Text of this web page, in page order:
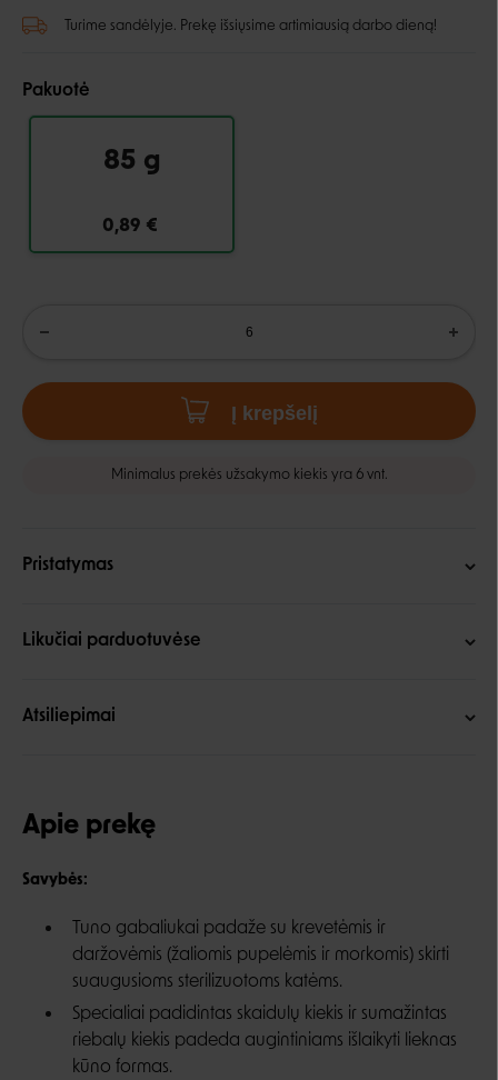
Turime sandėlyje. Prekę išsiųsime artimiausią darbo dieną!
Pakuotė
85 g
0,89 €
Į krepšelį
Minimalus prekės užsakymo kiekis yra 6 vnt.
Pristatymas
Likučiai parduotuvėse
Atsiliepimai
Apie prekę
Savybės:
Tuno gabaliukai padaže su krevetėmis ir
daržovėmis (žaliomis pupelėmis ir morkomis) skirti
suaugusioms sterilizuotoms katėms.
Specialiai padidintas skaidulų kiekis ir sumažintas
riebalų kiekis padeda augintiniams išlaikyti lieknas
kūno formas.